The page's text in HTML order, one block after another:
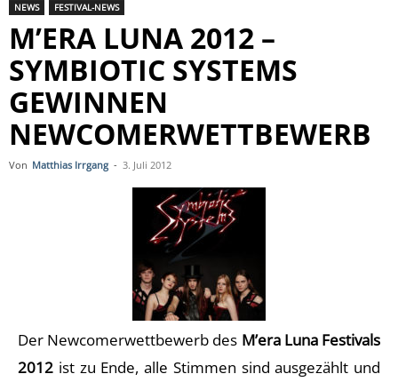
NEWS FESTIVAL-NEWS
M’ERA LUNA 2012 –
SYMBIOTIC SYSTEMS
GEWINNEN
NEWCOMERWETTBEWERB
Von Matthias Irrgang - 3. Juli 2012
Der Newcomerwettbewerb des M’era Luna Festivals
2012 ist zu Ende, alle Stimmen sind ausgezählt und